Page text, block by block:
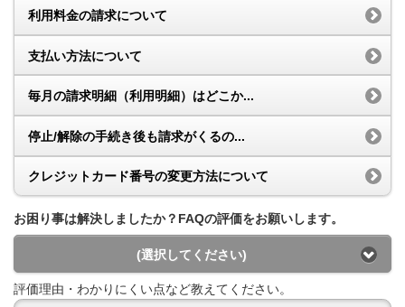
利用料金の請求について
支払い方法について
毎月の請求明細（利用明細）はどこか...
停止/解除の手続き後も請求がくるの...
クレジットカード番号の変更方法について
お困り事は解決しましたか？FAQの評価をお願いします。
(選択してください)
評価理由・わかりにくい点など教えてください。